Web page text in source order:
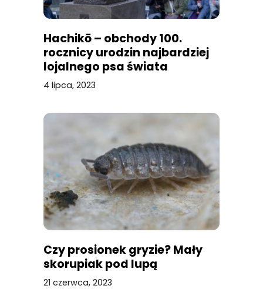
Hachikō – obchody 100.
rocznicy urodzin najbardziej
lojalnego psa świata
4 lipca, 2023
Czy prosionek gryzie? Mały
skorupiak pod lupą
21 czerwca, 2023